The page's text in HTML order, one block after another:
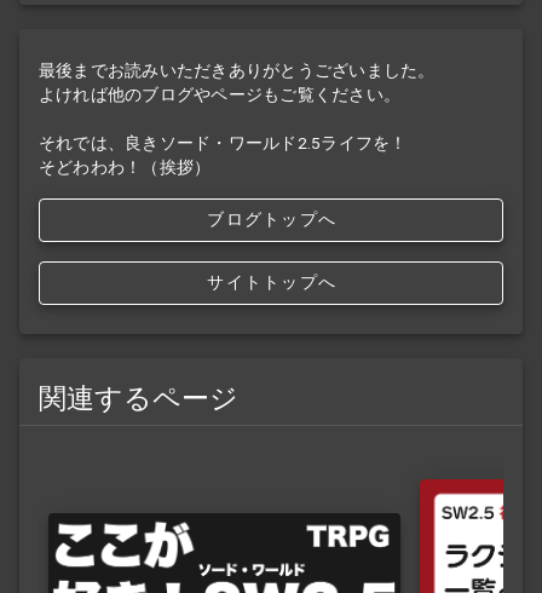
最後までお読みいただきありがとうございました。
よければ他のブログやページもご覧ください。
それでは、良きソード・ワールド2.5ライフを！
そどわわわ！（挨拶）
ブログトップへ
サイトトップへ
関連するページ